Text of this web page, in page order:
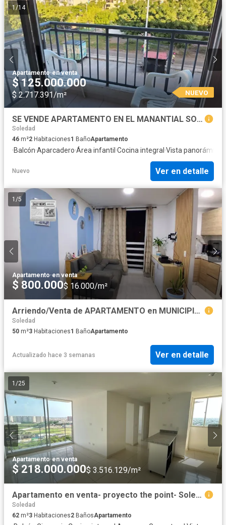
1/14
Apartamento·en venta
$ 125.000.000
$ 2.717.391/m² NUEVO
SE VENDE APARTAMENTO EN EL MANANTIAL SOLEDAD ATLANTICO
Soledad
46 m²2 Habitaciones1 BañoApartamento
·Balcón·Aparcadero·Área infantil ·Cocina integral ·Vista panorámica
Nuevo Ver en detalle
1 /5
Apartamento·en venta
$ 800.000$ 16.000/m²
Arriendo/Venta de APARTAMENTO en MUNICIPIO SOLEDAD
Soledad
50 m²3 Habitaciones1 BañoApartamento
Actualizado hace 3 semanas Ver en detalle
1 /25
Apartamento·en venta
$ 218.000.000$ 3.516.129/m²
Apartamento en venta- proyecto the point- Soledad
Soledad
62 m²3 Habitaciones2 BañosApartamento